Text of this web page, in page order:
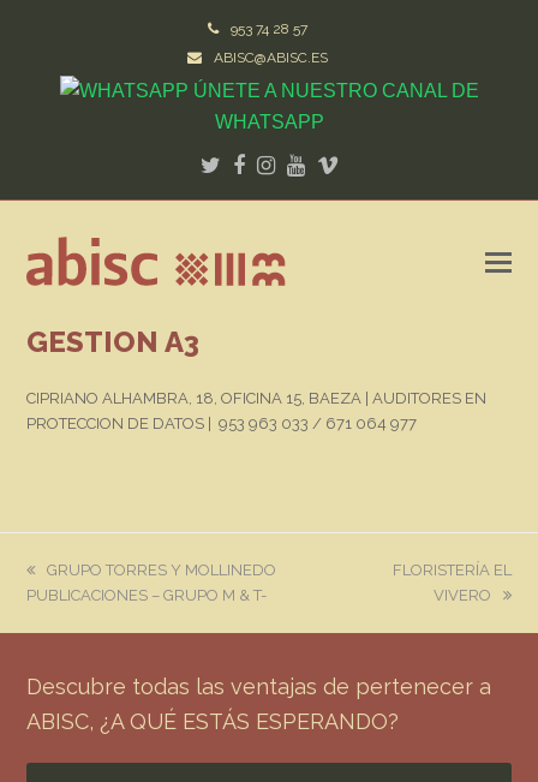
953 74 28 57
ABISC@ABISC.ES
ÚNETE A NUESTRO CANAL DE
WHATSAPP
Twitter
Facebook
Instagram
Youtube
Vimeo
GESTION A3
CIPRIANO ALHAMBRA, 18, OFICINA 15, BAEZA | AUDITORES EN
PROTECCION DE DATOS | 953 963 033 / 671 064 977
previous
post:
GRUPO TORRES Y MOLLINEDO
PUBLICACIONES – GRUPO M & T-
next
FLORISTERÍA EL
VIVERO
Descubre todas las ventajas de pertenecer a
ABISC, ¿A QUÉ ESTÁS ESPERANDO?